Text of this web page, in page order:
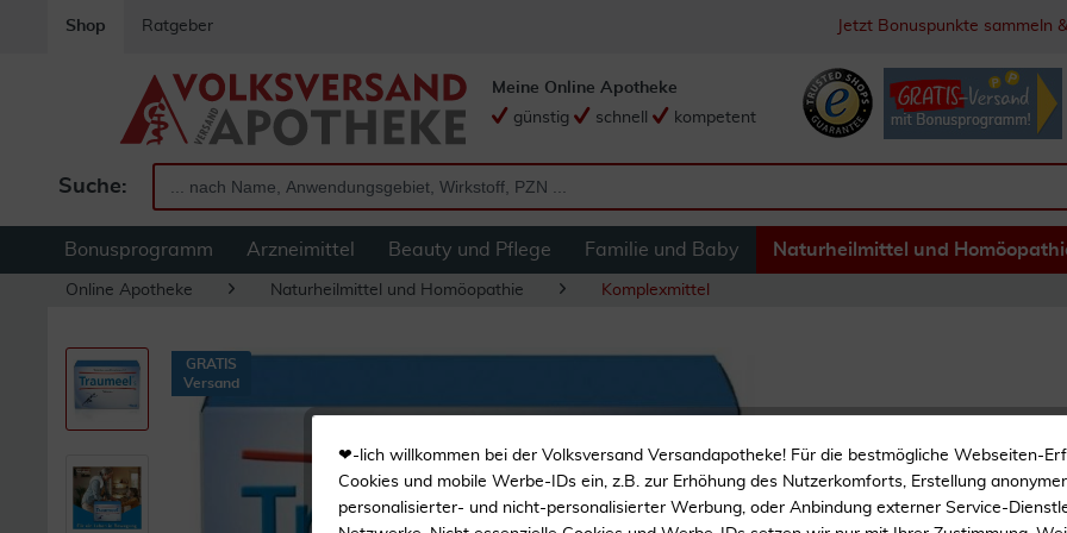
Shop Ratgeber Jetzt Bonuspunkte sammeln
Suche:
Meine Online Apotheke
günstig
schnell kompetent
Bonusprogramm Arzneimittel Beauty und Pflege Familie und Baby Naturheilmittel und
Online Apotheke Naturheilmittel und Homöopathie Komplexmittel
Homöopathisch
Praktisch für unterwegs
GRATIS
Versand
❤-lich willkommen bei der Volksversand Versandapotheke! Für die bestmögliche Webseiten-
Cookies und mobile Werbe-IDs ein, z.B. zur Erhöhung des Nutzerkomforts, Erstellung
personalisierter- und nicht-personalisierter Werbung, oder Anbindung externer Service-